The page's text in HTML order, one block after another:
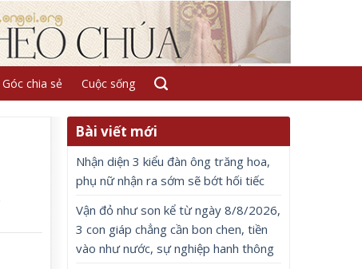
Góc chia sẻ Cuộc sống
Bài viết mới
Nhận diện 3 kiểu đàn ông trăng hoa,
phụ nữ nhận ra sớm sẽ bớt hối tiếc
Vận đỏ như son kể từ ngày 8/8/2026,
3 con giáp chẳng cần bon chen, tiền
vào như nước, sự nghiệp hanh thông